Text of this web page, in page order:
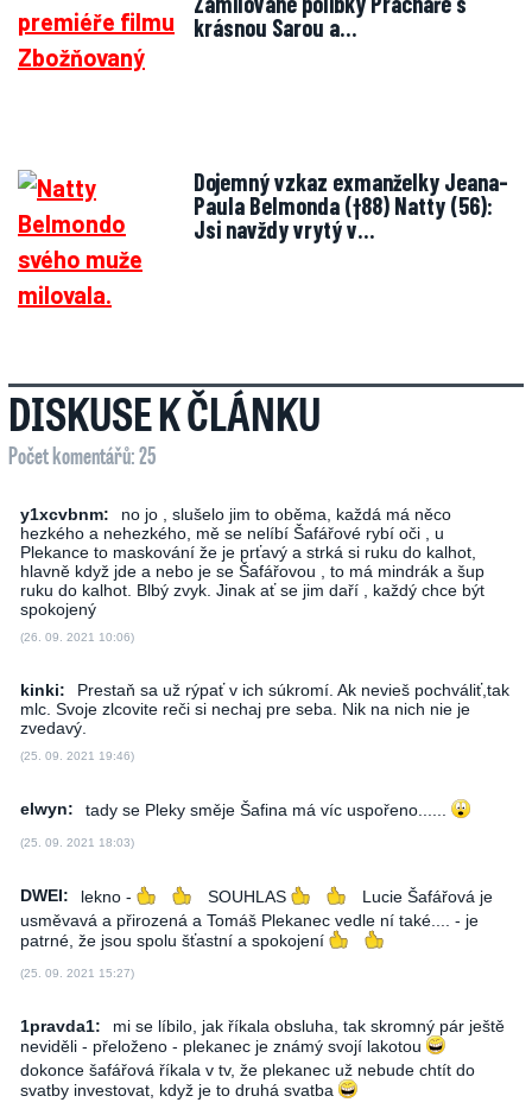
krásnou Sarou a…
Dojemný vzkaz exmanželky Jeana-
Paula Belmonda (†88) Natty (56):
Jsi navždy vrytý v…
DISKUSE K ČLÁNKU
Počet komentářů: 25
y1xcvbnm:
no jo , slušelo jim to oběma, každá má něco
hezkého a nehezkého, mě se nelíbí Šafářové rybí oči , u
Plekance to maskování že je prťavý a strká si ruku do kalhot,
hlavně když jde a nebo je se Šafářovou , to má mindrák a šup
ruku do kalhot. Blbý zvyk. Jinak ať se jim daří , každý chce být
spokojený
(26. 09. 2021 10:06)
kinki:
Prestaň sa už rýpať v ich súkromí. Ak nevieš pochváliť,tak
mlc. Svoje zlcovite reči si nechaj pre seba. Nik na nich nie je
zvedavý.
(25. 09. 2021 19:46)
elwyn: tady se Pleky směje Šafina má víc uspořeno......
(25. 09. 2021 18:03)
DWEI: lekno - SOUHLAS
Lucie Šafářová je
usměvavá a přirozená a Tomáš Plekanec vedle ní také.... - je
patrné, že jsou spolu šťastní a spokojení
(25. 09. 2021 15:27)
1pravda1:
mi se líbilo, jak říkala obsluha, tak skromný pár ještě
neviděli - přeloženo - plekanec je známý svojí lakotou
dokonce šafářová říkala v tv, že plekanec už nebude chtít do
svatby investovat, když je to druhá svatba